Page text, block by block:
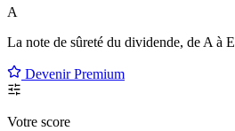
A
La note de sûreté du dividende, de A à E
Devenir Premium
Votre score